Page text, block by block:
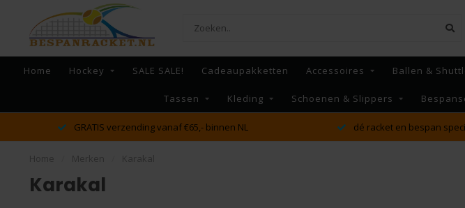
Home Hockey SALE SALE! Cadeaupakketten Accessoires Ballen &
Tassen Kleding Schoenen & Slippers
dé racket en bespan specialist van Lelystad en omstreken
MAANDAG t/m VRIJDAG
Karakal